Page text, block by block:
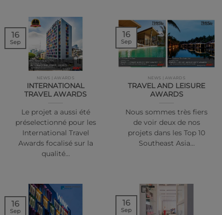
NEWS | AWARDS
INTERNATIONAL
TRAVEL AWARDS
Le projet a aussi été
préselectionné pour les
International Travel
Awards focalisé sur la
qualité…
16
Sep
NEWS | AWARDS
TRAVEL AND LEISURE
AWARDS
Nous sommes très fiers
de voir deux de nos
projets dans les Top 10
Southeast Asia…
16
Sep
16
Sep
16
Sep